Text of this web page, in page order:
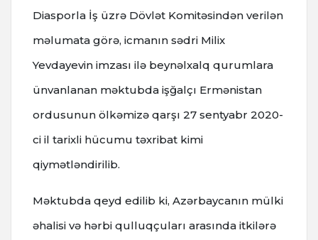
Diasporla İş üzrə Dövlət Komitəsindən verilən
məlumata görə, icmanın sədri Milix
Yevdayevin imzası ilə beynəlxalq qurumlara
ünvanlanan məktubda işğalçı Ermənistan
ordusunun ölkəmizə qarşı 27 sentyabr 2020-
ci il tarixli hücumu təxribat kimi
qiymətləndirilib.
Məktubda qeyd edilib ki, Azərbaycanın mülki
əhalisi və hərbi qulluqçuları arasında itkilərə